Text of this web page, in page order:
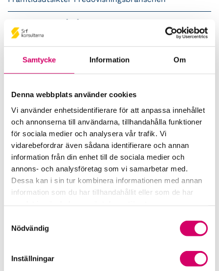
Samtycke Information Om
Denna webbplats använder cookies
Vi använder enhetsidentifierare för att anpassa innehållet
och annonserna till användarna, tillhandahålla funktioner
för sociala medier och analysera vår trafik. Vi
vidarebefordrar även sådana identifierare och annan
information från din enhet till de sociala medier och
annons- och analysföretag som vi samarbetar med.
Dessa kan i sin tur kombinera informationen med annan
information som du har tillhandahållit eller som de har
Nödvändig
Inställningar
Prenumerera på våra nyhetsbrev
Pressrum
Remisser
Samverkan med myndigheter och organisationer
Srf Fokusrapport 2024 – insikter för hållbart
företagande
Våra nyhetskanaler
Tidningen Konsulten
Öppet brev till Myndigheten för yrkeshögskolan